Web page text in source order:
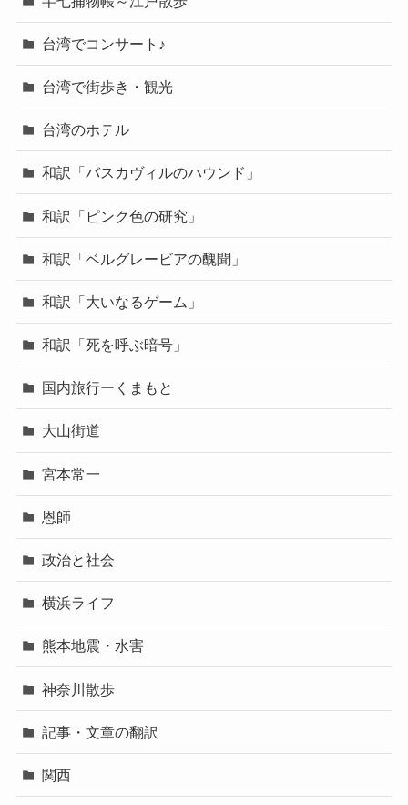
台湾でコンサート♪
台湾で街歩き・観光
台湾のホテル
和訳「バスカヴィルのハウンド」
和訳「ピンク色の研究」
和訳「ベルグレービアの醜聞」
和訳「大いなるゲーム」
和訳「死を呼ぶ暗号」
国内旅行ーくまもと
大山街道
宮本常一
恩師
政治と社会
横浜ライフ
熊本地震・水害
神奈川散歩
記事・文章の翻訳
関西